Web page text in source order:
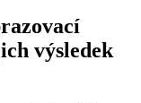
výsledek